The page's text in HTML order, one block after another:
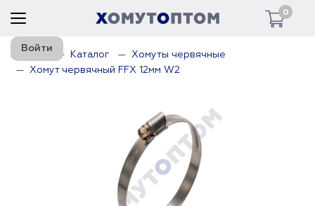
0
Войти
Главная Каталог
Хомуты червячные
Хомут червячный FFX 12мм W2